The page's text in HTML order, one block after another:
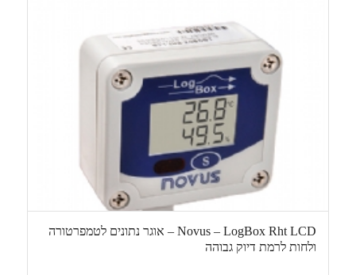
Novus – LogBox Rht LCD – אוגר נתונים לטמפרטורה
ולחות לרמת דיוק גבוהה